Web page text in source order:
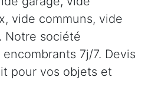
vide communs, vide
Notre société
7j/7. Devis
pour vos objets et